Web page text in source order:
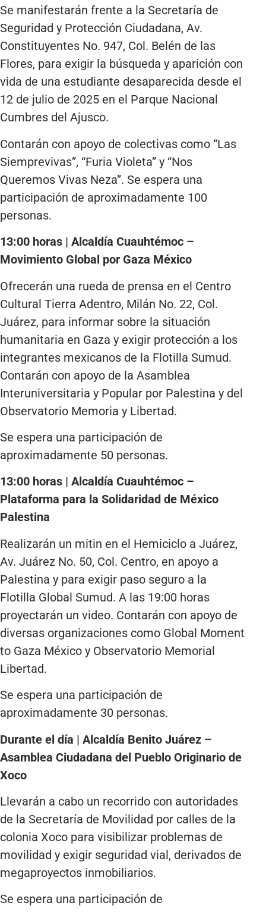
Se manifestarán frente a la Secretaría de
Seguridad y Protección Ciudadana, Av.
Constituyentes No. 947, Col. Belén de las
Flores, para exigir la búsqueda y aparición con
vida de una estudiante desaparecida desde el
12 de julio de 2025 en el Parque Nacional
Cumbres del Ajusco.
Contarán con apoyo de colectivas como “Las
Siemprevivas”, “Furia Violeta” y “Nos
Queremos Vivas Neza”. Se espera una
participación de aproximadamente 100
personas.
13:00 horas | Alcaldía Cuauhtémoc –
Movimiento Global por Gaza México
Ofrecerán una rueda de prensa en el Centro
Cultural Tierra Adentro, Milán No. 22, Col.
Juárez, para informar sobre la situación
humanitaria en Gaza y exigir protección a los
integrantes mexicanos de la Flotilla Sumud.
Contarán con apoyo de la Asamblea
Interuniversitaria y Popular por Palestina y del
Observatorio Memoria y Libertad.
Se espera una participación de
aproximadamente 50 personas.
13:00 horas | Alcaldía Cuauhtémoc –
Plataforma para la Solidaridad de México
Palestina
Realizarán un mitin en el Hemiciclo a Juárez,
Av. Juárez No. 50, Col. Centro, en apoyo a
Palestina y para exigir paso seguro a la
Flotilla Global Sumud. A las 19:00 horas
proyectarán un video. Contarán con apoyo de
diversas organizaciones como Global Moment
to Gaza México y Observatorio Memorial
Libertad.
Se espera una participación de
aproximadamente 30 personas.
Durante el día | Alcaldía Benito Juárez –
Asamblea Ciudadana del Pueblo Originario de
Xoco
Llevarán a cabo un recorrido con autoridades
de la Secretaría de Movilidad por calles de la
colonia Xoco para visibilizar problemas de
movilidad y exigir seguridad vial, derivados de
megaproyectos inmobiliarios.
Se espera una participación de